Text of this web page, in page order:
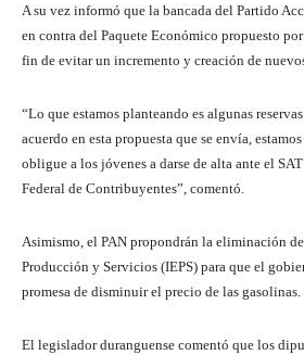
A su vez informó que la bancada del Partido
en contra del Paquete Económico propuesto
fin de evitar un incremento y creación de
“Lo que estamos planteando es algunas
acuerdo en esta propuesta que se envía,
obligue a los jóvenes a darse de alta ante el
Federal de Contribuyentes”, comentó.
Asimismo, el PAN propondrán la eliminación
Producción y Servicios (IEPS) para que el
promesa de disminuir el precio de las gasolinas.
El legislador duranguense comentó que los